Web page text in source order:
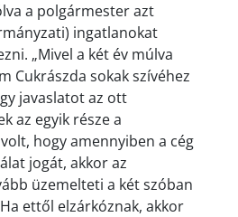
a polgármester azt
ingatlanokat
„Mivel a két év múlva
Cukrászda sokak szívéhez
javaslatot az ott
az egyik része a
hogy amennyiben a cég
jogát, akkor az
üzemelteti a két szóban
ettől elzárkóznak, akkor